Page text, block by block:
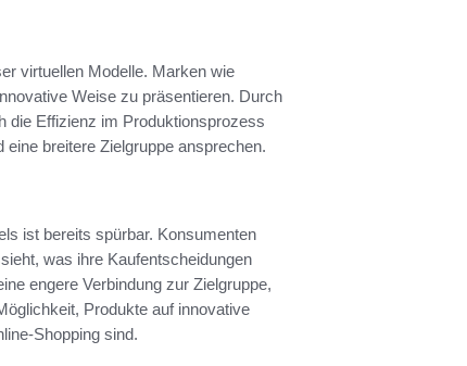
virtuellen Modelle. Marken wie
Weise zu präsentieren. Durch
die Effizienz im Produktionsprozess
breitere Zielgruppe ansprechen.
ist bereits spürbar. Konsumenten
was ihre Kaufentscheidungen
engere Verbindung zur Zielgruppe,
Produkte auf innovative
Shopping sind.